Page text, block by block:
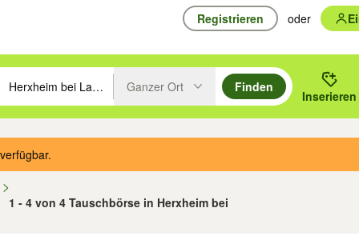
Registrieren oder
mit den Pfeiltasten nach oben/unten durchsuchen und mit
oder Ort eingeben. Eingabetaste drücken um zu suchen, oder
Ganzer Ort
Finden
Inserieren
1 - 4 von 4 Tauschbörse in Herxheim bei